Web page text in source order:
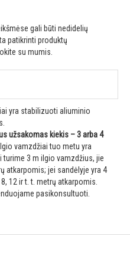
gali būti nedidelių
patikrinti produktų
su mumis.
yra stabilizuoti aliuminio
užsakomas kiekis – 3 arba 4
vamzdžiai tuo metu yra
turime 3 m ilgio vamzdžius, jie
atkarpomis; jei sandėlyje yra 4
12 ir t. t. metrų atkarpomis.
pasikonsultuoti.